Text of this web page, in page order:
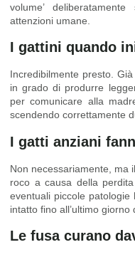
volume’
attenzioni umane.
I gattini quando
Incredibilmente presto.
in grado di produrre
per comunicare alla
scendendo correttamente
I gatti anziani
Non necessariamente, ma
roco a causa della
eventuali piccole patologie
intatto fino all’ultimo giorno
Le fusa curano